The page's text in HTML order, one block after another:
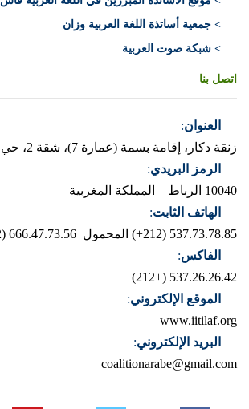
> جمعية أساتذة اللغة العربية وزان
> شبكة صوت العربية
اتصل بنا
العنوان:
زنقة دكار، إقامة بسمة (عمارة 7)، شقة 2، حي المحيط – الرباط
الرمز البريدي:
10040 الرباط – المملكة المغربية
الهاتف الثابت:
537.73.78.85 (212+)
المحمول 666.47.73.56 (212+)
الفاكس:
537.26.26.42 (+212)
الموقع الإلكتروني:
www.iitilaf.org
البريد الإلكتروني:
coalitionarabe@gmail.com